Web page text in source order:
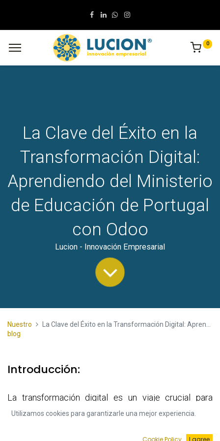
0
La Clave del Éxito en la
Transformación Digital:
Aprendiendo del Ministerio
de Educación de Portugal
con Odoo
Lucion - Innovación Empresarial
Nuestro
blog
La Clave del Éxito en la Transformación Digital: Aprendiendo del Ministerio de Educación de Portugal con Odoo
Introducción:
La transformación digital es un viaje crucial para
cualquier organización en la era moderna. La historia
implementación de Odoo es un testimonio del poder
Utilizamos cookies para garantizarle una mejor experiencia.
Cookie Policy I agree